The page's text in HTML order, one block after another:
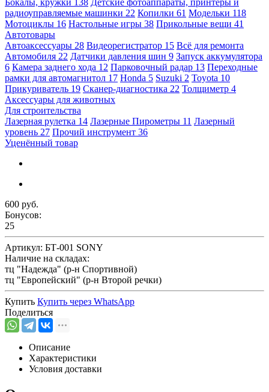
радиоуправляемые машинки 22 Копилки 61 Модельки 118
Мотоциклы 16 Настольные игры 38 Прикольные вещи 41
Автотовары
Автоаксессуары 28 Видеорегистратор 15 Всё для ремонта
Автомобиля 22 Датчики давления шин 9 Запуск аккумулятора
6 Камера заднего хода 12 Парковочный радар 13 Переходные
рамки для автомагнитол 17 Honda 5 Suzuki 2 Toyota 10
Прикуриватель 19 Сканер-диагностика 22 Толщиметр 4
Аксессуары для животных
Для строительства
Лазерная рулетка 14 Лазерные Пирометры 11 Лазерный
уровень 27 Прочий инструмент 36
Уценённый товар
600 руб.
Бонусов:
25
Артикул: БТ-001 SONY
Наличие на складах:
тц "Надежда" (р-н Спортивной)
тц "Европейский" (р-н Второй речки)
Купить Купить через WhatsApp
Поделиться
Описание
Характеристики
Условия доставки